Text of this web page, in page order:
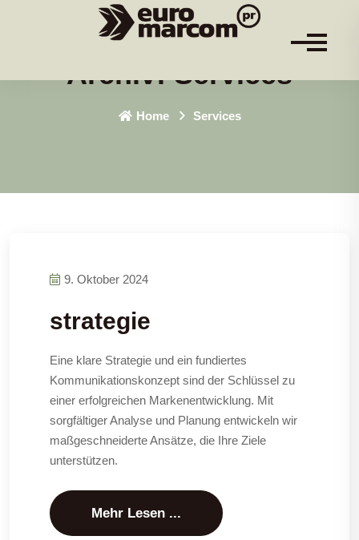
Archiv:Services
Home Services
9. Oktober 2024
strategie
Eine klare Strategie und ein fundiertes
Kommunikationskonzept sind der Schlüssel zu
einer erfolgreichen Markenentwicklung. Mit
sorgfältiger Analyse und Planung entwickeln wir
maßgeschneiderte Ansätze, die Ihre Ziele
unterstützen.
Mehr Lesen ...